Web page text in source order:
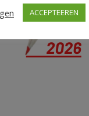
ACCEPTEEREN